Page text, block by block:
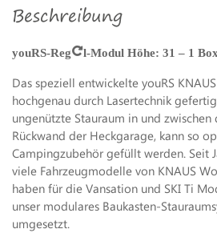
x
Menge
Beschreibung
youRS-Regal-Modul Höhe: 31 – 1 Box
Das speziell entwickelte youRS
hochgenau durch Lasertechnik
ungenützte Stauraum in und zwischen
Rückwand der Heckgarage, kann so
Campingzubehör gefüllt werden. Seit
viele Fahrzeugmodelle von KNAUS
haben für die Vansation und SKI Ti
unser modulares Baukasten-
umgesetzt.